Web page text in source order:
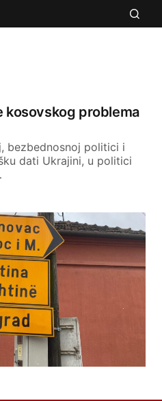
kosovskog problema
bezbednosnoj politici i
dati Ukrajini, u politici